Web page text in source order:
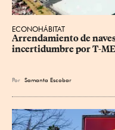
ECONOHÁBITAT
Arrendamiento de
incertidumbre por T-
Por Samanta Escobar